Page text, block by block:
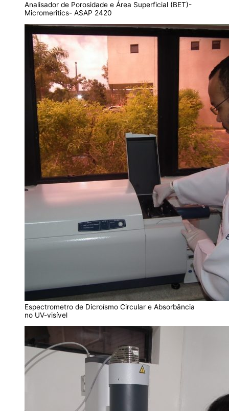
Analisador de Porosidade e Área Superficial (BET)-
Micromeritics- ASAP 2420
Espectrometro de Dicroísmo Circular e Absorbância
no UV-visível